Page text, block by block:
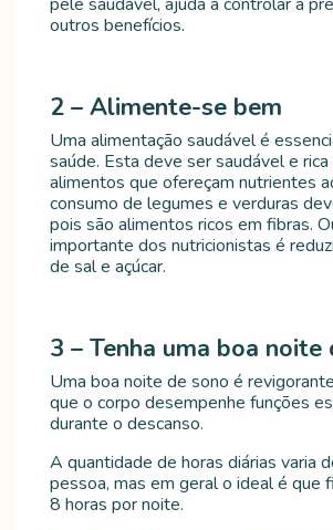
outros benefícios.
2 – Alimente-se bem
Uma alimentação saudável é
saúde. Esta deve ser saudável e
alimentos que ofereçam nutrientes
consumo de legumes e verduras
pois são alimentos ricos em fibras.
importante dos nutricionistas é
de sal e açúcar.
3 – Tenha uma boa noite
Uma boa noite de sono é
que o corpo desempenhe funções
durante o descanso.
A quantidade de horas diárias varia
pessoa, mas em geral o ideal é que
8 horas por noite.